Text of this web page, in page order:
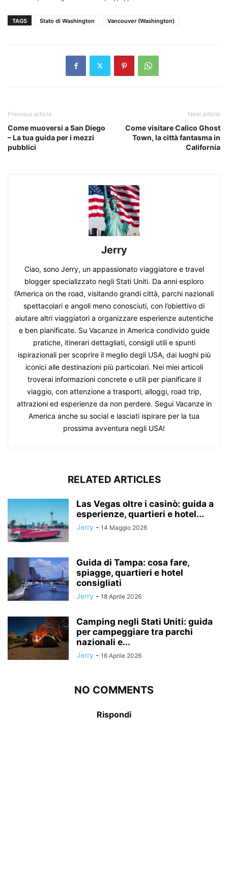
TAGS Stato di Washington Vancouver (Washington)
Previous article
Come muoversi a San Diego
– La tua guida per i mezzi
pubblici
Next article
Come visitare Calico Ghost
Town, la città fantasma in
California
Jerry
Ciao, sono Jerry, un appassionato viaggiatore e travel
blogger specializzato negli Stati Uniti. Da anni esploro
l’America on the road, visitando grandi città, parchi nazionali
spettacolari e angoli meno conosciuti, con l’obiettivo di
aiutare altri viaggiatori a organizzare esperienze autentiche
e ben pianificate. Su Vacanze in America condivido guide
pratiche, itinerari dettagliati, consigli utili e spunti
ispirazionali per scoprire il meglio degli USA, dai luoghi più
iconici alle destinazioni più particolari. Nei miei articoli
troverai informazioni concrete e utili per pianificare il
viaggio, con attenzione a trasporti, alloggi, road trip,
attrazioni ed esperienze da non perdere. Segui Vacanze in
America anche su social e lasciati ispirare per la tua
prossima avventura negli USA!
RELATED ARTICLES
Las Vegas oltre i casinò: guida a
esperienze, quartieri e hotel...
Jerry - 14 Maggio 2026
Guida di Tampa: cosa fare,
spiagge, quartieri e hotel
consigliati
Jerry - 18 Aprile 2026
Camping negli Stati Uniti: guida
per campeggiare tra parchi
nazionali e...
Jerry - 16 Aprile 2026
NO COMMENTS
Rispondi